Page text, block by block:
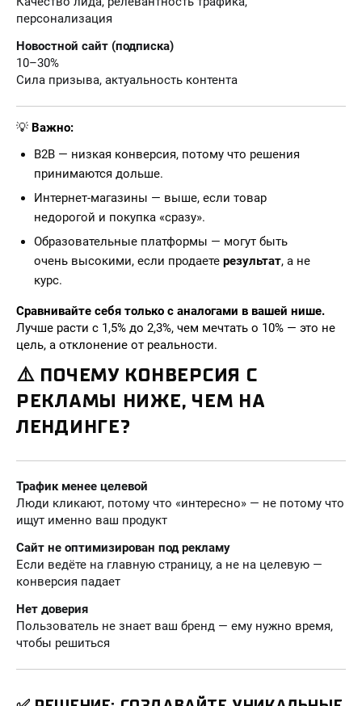
персонализация
Новостной сайт (подписка)
10–30%
Сила призыва, актуальность контента
💡 Важно:
B2B — низкая конверсия, потому что решения
принимаются дольше.
Интернет-магазины — выше, если товар
недорогой и покупка «сразу».
Образовательные платформы — могут быть
очень высокими, если продаете результат, а не
курс.
Сравнивайте себя только с аналогами в вашей нише.
Лучше расти с 1,5% до 2,3%, чем мечтать о 10% — это не
цель, а отклонение от реальности.
⚠️ ПОЧЕМУ КОНВЕРСИЯ С
РЕКЛАМЫ НИЖЕ, ЧЕМ НА
ЛЕНДИНГЕ?
Трафик менее целевой
Люди кликают, потому что «интересно» — не потому что
ищут именно ваш продукт
Сайт не оптимизирован под рекламу
Если ведёте на главную страницу, а не на целевую —
конверсия падает
Нет доверия
Пользователь не знает ваш бренд — ему нужно время,
чтобы решиться